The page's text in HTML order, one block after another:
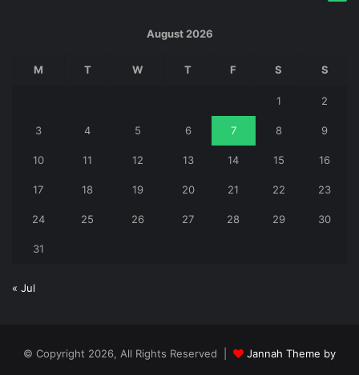
August 2026
M T W T F S S
1 2
3 4 5 6 7 8 9
10 11 12 13 14 15 16
17 18 19 20 21 22 23
24 25 26 27 28 29 30
31
« Jul
© Copyright 2026, All Rights Reserved |
Jannah Theme by